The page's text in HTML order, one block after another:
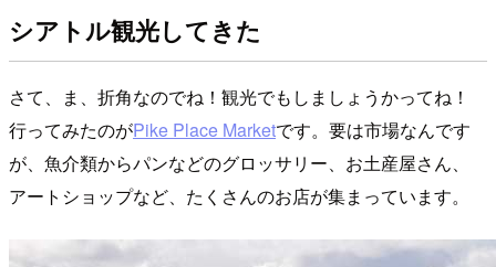
シアトル観光してきた
さて、ま、折角なのでね！観光でもしましょうかってね！
行ってみたのがPike Place Marketです。要は市場なんです
が、魚介類からパンなどのグロッサリー、お土産屋さん、
アートショップなど、たくさんのお店が集まっています。